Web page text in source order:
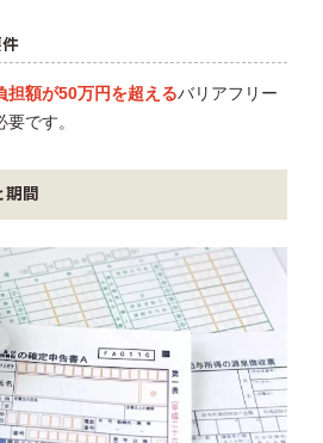
担額が50万円を超えるバリアフリー
です。
期間